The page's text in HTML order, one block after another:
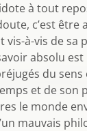
à tout
c’est être
vis-à-vis de sa
absolu
du
et de son
le monde
mauvais